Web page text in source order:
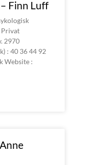
Finn Luff
Privat
2970
: 40 36 44 92
Website :